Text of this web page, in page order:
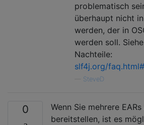
problematisch
überhaupt nicht
werden, der in
werden soll.
Nachteile:
slf4j.org/
SteveD
0
Wenn Sie mehrere EARs
bereitstellen, ist es